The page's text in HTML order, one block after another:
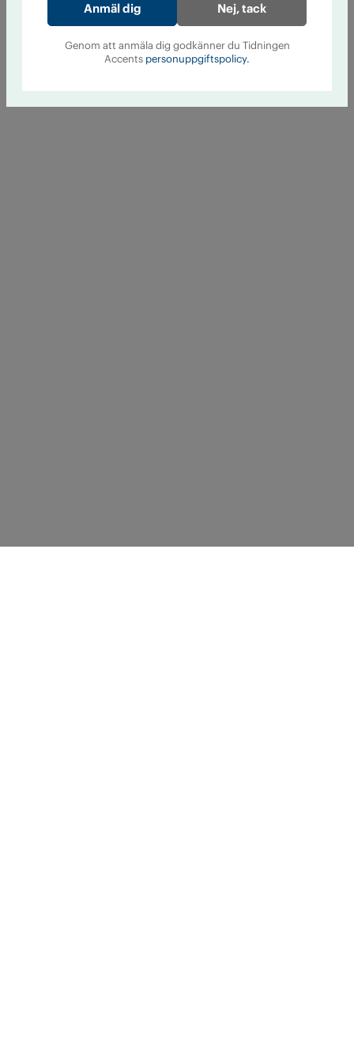
Nej, tack
Genom att anmäla dig godkänner du Tidningen
Accents personuppgiftspolicy.